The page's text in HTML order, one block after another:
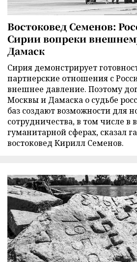
Востоковед Семенов:
Сирии вопреки
Дамаск
Сирия демонстрирует
партнерские отношения с
внешнее давление. Поэтому
Москвы и Дамаска о судьбе
баз создают возможности для
сотрудничества, в том числе в
гуманитарной сферах, сказал
востоковед Кирилл Семенов.